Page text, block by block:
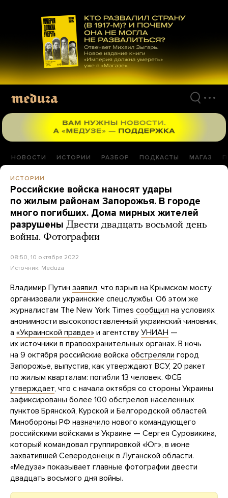
материалам
НОВОСТИ ИСТОРИИ РАЗБОР ПОДКАСТЫ МАГАЗ
ИСТОРИИ
Российские войска наносят удары
по жилым районам Запорожья. В городе
много погибших. Дома мирных жителей
разрушены Двести двадцать восьмой день
войны. Фотографии
08:50, 10 октября 2022
Источник: Meduza
Владимир Путин заявил, что взрыв на Крымском мосту
организовали украинские спецслужбы. Об этом же
журналистам The New York Times сообщил на условиях
анонимности высокопоставленный украинский чиновник,
а «Украинской правде» и агентству УНИАН —
их источники в правоохранительных органах. В ночь
на 9 октября российские войска обстреляли город
Запорожье, выпустив, как утверждают ВСУ, 20 ракет
по жилым кварталам: погибли 13 человек. ФСБ
утверждает, что с начала октября со стороны Украины
зафиксированы более 100 обстрелов населенных
пунктов Брянской, Курской и Белгородской областей.
Минобороны РФ назначило нового командующего
российскими войсками в Украине — Сергея Суровикина,
который командовал группировкой «Юг», в июне
захватившей Северодонецк в Луганской области.
«Медуза» показывает главные фотографии двести
двадцать восьмого дня войны.